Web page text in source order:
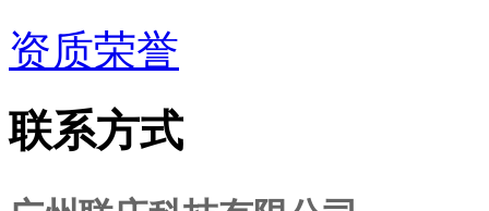
资质荣誉
联系方式